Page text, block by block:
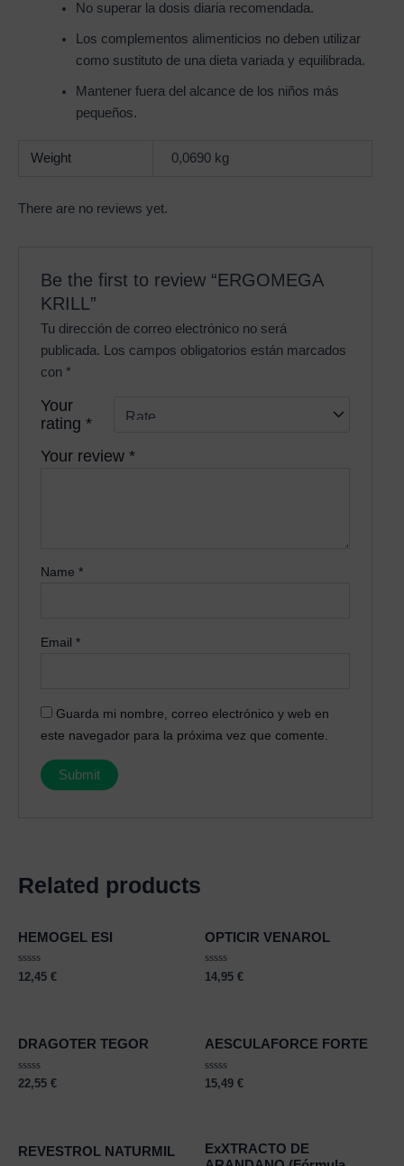
No superar la dosis diaria recomendada.
Los complementos alimenticios no deben utilizar
como sustituto de una dieta variada y equilibrada.
Mantener fuera del alcance de los niños más
pequeños.
Weight 0,0690 kg
There are no reviews yet.
Be the first to review “ERGOMEGA
KRILL”
Tu dirección de correo electrónico no será
publicada.
Los campos obligatorios están marcados
con *
Your
rating*
Your review*
Name*
Email*
Guarda mi nombre, correo electrónico y web en
este navegador para la próxima vez que comente.
Related products
HEMOGEL ESI
Rated
0
12,45 €
OPTICIR VENAROL
Rated
0
14,95 €
DRAGOTER TEGOR
Rated
22,55 €
AESCULAFORCE FORTE
Rated
15,49 €
REVESTROL NATURMIL
ExXTRACTO DE